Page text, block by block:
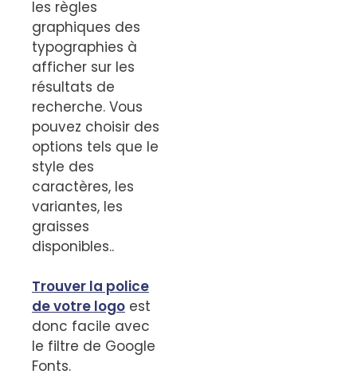
les règles
graphiques des
typographies à
afficher sur les
résultats de
recherche. Vous
pouvez choisir des
options tels que le
style des
caractères, les
variantes, les
graisses
disponibles..
Trouver la police
de votre logo est
donc facile avec
le filtre de Google
Fonts.